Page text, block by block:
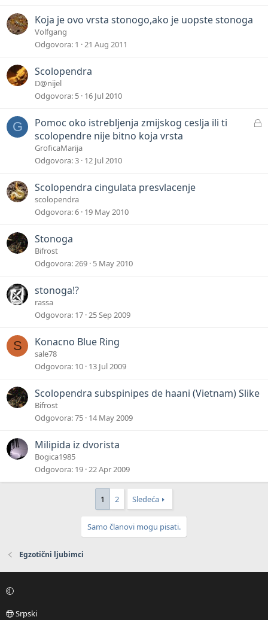
Koja je ovo vrsta stonogo,ako je uopste stonoga
Volfgang
Odgovora 1 21 Aug 2011
Scolopendra
D@nijel
Odgovora 5 16 Jul 2010
G
L
Pomoc oko istrebljenja zmijskog ceslja ili ti
scolopendre nije bitno koja vrsta
GroficaMarija
Odgovora 3 12 Jul 2010
Scolopendra cingulata presvlacenje
scolopendra
Odgovora 6 19 May 2010
Stonoga
Bifrost
Odgovora 269 5 May 2010
stonoga!?
rassa
Odgovora 17 25 Sep 2009
S Konacno Blue Ring
sale78
Odgovora 10 13 Jul 2009
Scolopendra subspinipes de haani (Vietnam) Slike
Bifrost
Odgovora 75 14 May 2009
Milipida iz dvorista
Bogica1985
Odgovora 19 22 Apr 2009
1 2 Sledeća
Samo članovi mogu pisati.
Egzotični ljubimci
Srpski